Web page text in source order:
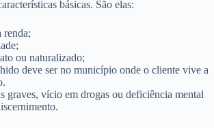
básicas. São elas:
renda;
ou naturalizado;
deve ser no município onde o cliente vive a
graves, vício em drogas ou deficiência mental